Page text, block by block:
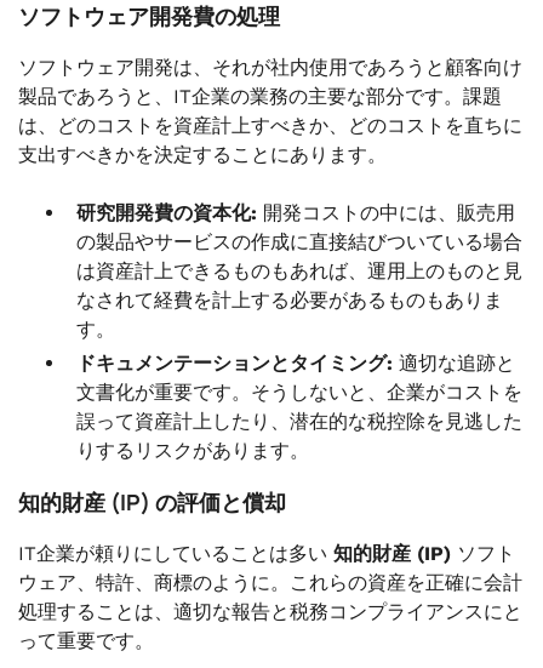
ソフトウェア開発費の処理
ソフトウェア開発は、それが社内使用であろうと顧客向け
製品であろうと、IT企業の業務の主要な部分です。課題
は、どのコストを資産計上すべきか、どのコストを直ちに
支出すべきかを決定することにあります。
研究開発費の資本化: 開発コストの中には、販売用
の製品やサービスの作成に直接結びついている場合
は資産計上できるものもあれば、運用上のものと見
なされて経費を計上する必要があるものもありま
す。
ドキュメンテーションとタイミング: 適切な追跡と
文書化が重要です。そうしないと、企業がコストを
誤って資産計上したり、潜在的な税控除を見逃した
りするリスクがあります。
知的財産 (IP) の評価と償却
IT企業が頼りにしていることは多い 知的財産 (IP) ソフト
ウェア、特許、商標のように。これらの資産を正確に会計
処理することは、適切な報告と税務コンプライアンスにと
って重要です。